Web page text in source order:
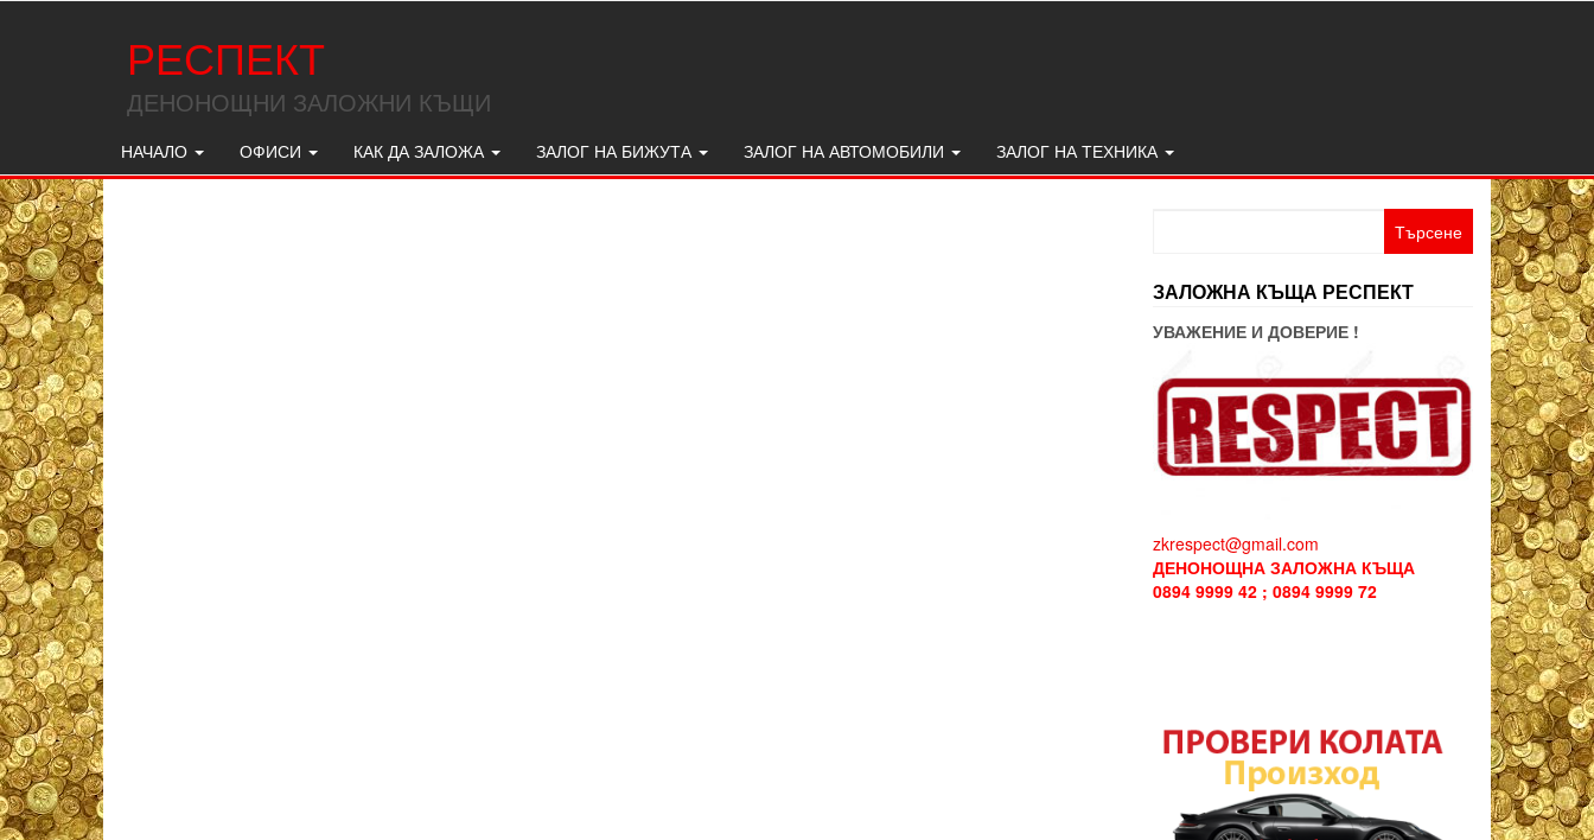
РЕСПЕКТ
ДЕНОНОЩНИ ЗАЛОЖНИ КЪЩИ
НАЧАЛО ОФИСИ КАК ДА ЗАЛОЖА ЗАЛОГ НА БИЖУТА ЗАЛОГ НА АВТОМОБИЛИ ЗАЛОГ НА ТЕХНИКА
ЗАЛОЖНА КЪЩА РЕСПЕКТ
УВАЖЕНИЕ И ДОВЕРИЕ !
zkrespect@gmail.com
ДЕНОНОЩНА ЗАЛОЖНА КЪЩА
0894 9999 42 ; 0894 9999 72